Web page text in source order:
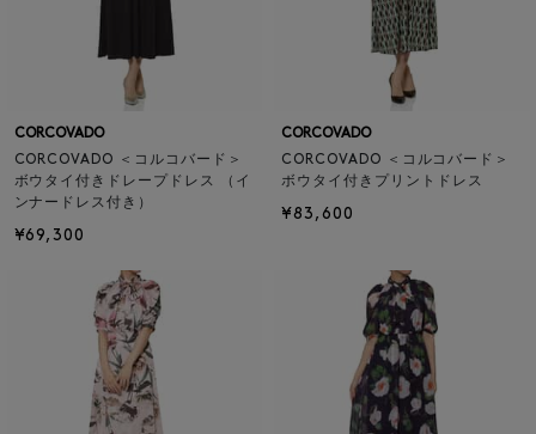
CORCOVADO
CORCOVADO ＜コルコバード＞
ボウタイ付きドレープドレス （イ
ンナードレス付き）
¥69,300
CORCOVADO
CORCOVADO ＜コルコバード＞
ボウタイ付きプリントドレス
¥83,600